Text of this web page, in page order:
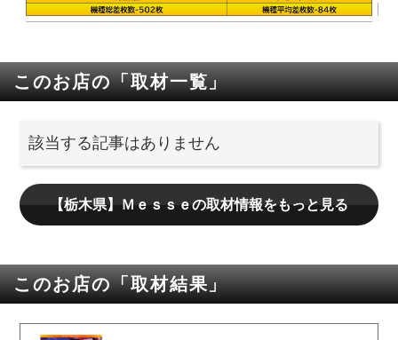
このお店の「取材一覧」
該当する記事はありません
【栃木県】Ｍｅｓｓｅの取材情報をもっと見る
このお店の「取材結果」